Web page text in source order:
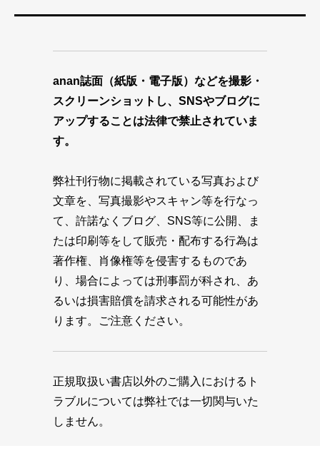
anan誌面（紙版・電子版）などを撮影・
スクリーンショットし、SNSやブログに
アップすることは法律で禁止されていま
す。
弊社刊行物に掲載されている写真および
文章を、写真撮影やスキャン等を行なっ
て、許諾なくブログ、SNS等に公開、ま
たは印刷等をして販売・配布する行為は
著作権、肖像権等を侵害するものであ
り、場合によっては刑事罰が科され、あ
るいは損害賠償を請求される可能性があ
ります。ご注意ください。
正規取扱い書店以外のご購入におけるト
ラブルについては弊社では一切関与いた
しません。